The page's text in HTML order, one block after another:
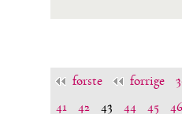
første forrige
41
42 43 44 45 46